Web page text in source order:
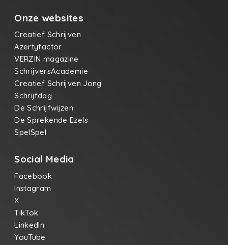
Onze websites
Creatief Schrijven
Azertyfactor
VERZIN magazine
SchrijversAcademie
Creatief Schrijven Jong
Schrijfdag
De Schrijfwijzen
De Sprekende Ezels
SpelSpel
Social Media
Facebook
Instagram
X
TikTok
LinkedIn
YouTube